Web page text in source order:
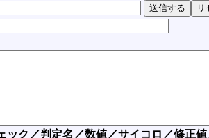
ック／判定名／数値／サイコロ／修正